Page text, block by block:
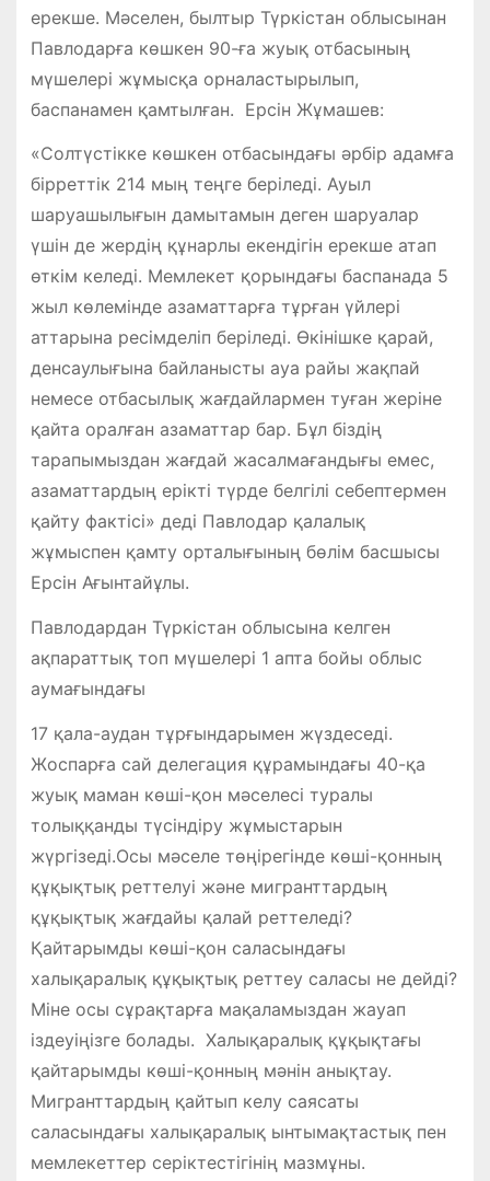
ерекше. Мәселен, былтыр Түркістан облысынан
Павлодарға көшкен 90-ға жуық отбасының
мүшелері жұмысқа орналастырылып,
баспанамен қамтылған. Ерсін Жұмашев:
«Солтүстікке көшкен отбасындағы әрбір адамға
бірреттік 214 мың теңге беріледі. Ауыл
шаруашылығын дамытамын деген шаруалар
үшін де жердің құнарлы екендігін ерекше атап
өткім келеді. Мемлекет қорындағы баспанада 5
жыл көлемінде азаматтарға тұрған үйлері
аттарына ресімделіп беріледі. Өкінішке қарай,
денсаулығына байланысты ауа райы жақпай
немесе отбасылық жағдайлармен туған жеріне
қайта оралған азаматтар бар. Бұл біздің
тарапымыздан жағдай жасалмағандығы емес,
азаматтардың ерікті түрде белгілі себептермен
қайту фактісі» деді Павлодар қалалық
жұмыспен қамту орталығының бөлім басшысы
Ерсін Ағынтайұлы.
Павлодардан Түркістан облысына келген
ақпараттық топ мүшелері 1 апта бойы облыс
аумағындағы
17 қала-аудан тұрғындарымен жүздеседі.
Жоспарға сай делегация құрамындағы 40-қа
жуық маман көші-қон мәселесі туралы
толыққанды түсіндіру жұмыстарын
жүргізеді.Осы мәселе төңірегінде көші-қонның
құқықтық реттелуі және мигранттардың
құқықтық жағдайы қалай реттеледі?
Қайтарымды көші-қон саласындағы
халықаралық құқықтық реттеу саласы не дейді?
Міне осы сұрақтарға мақаламыздан жауап
іздеуіңізге болады. Халықаралық құқықтағы
қайтарымды көші-қонның мәнін анықтау.
Мигранттардың қайтып келу саясаты
саласындағы халықаралық ынтымақтастық пен
мемлекеттер серіктестігінің мазмұны.